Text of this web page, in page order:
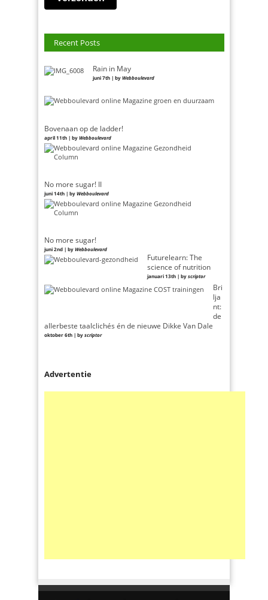
Recent Posts
Rain in May
juni 7th | byWebboulevard
Bovenaan op de ladder!
april 11th | byWebboulevard
No more sugar! II
juni 14th | byWebboulevard
No more sugar!
juni 2nd | byWebboulevard
Futurelearn: The
science of nutrition
januari 13th | byscriptor
Bri
lja
nt:
de
allerbeste taalclichés én de nieuwe Dikke Van Dale
oktober 6th | byscriptor
Advertentie